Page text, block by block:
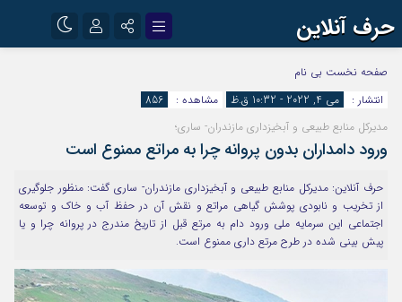
حرف آنلاین
اینستاگرام
آپارات
رمز عبور
مرا به خاطر بسپار
صفحه نخست بی نام
انتشار :
می 4, 2022 - 10:32 ق.ظ مشاهده :
856
مدیرکل منابع طبیعی و آبخیزداری مازندران- ساری؛
ورود دامداران بدون پروانه چرا به مراتع ممنوع است
حرف آنلاین: مدیرکل منابع طبیعی و آبخیزداری مازندران- ساری گفت: منظور جلوگیری
از تخریب و نابودی پوشش گیاهی مراتع و نقش آن در حفظ آب و خاک و توسعه
اجتماعی این سرمایه ملی ورود دام به مرتع قبل از تاریخ مندرج در پروانه چرا و یا
پیش بینی شده در طرح مرتع داری ممنوع است.